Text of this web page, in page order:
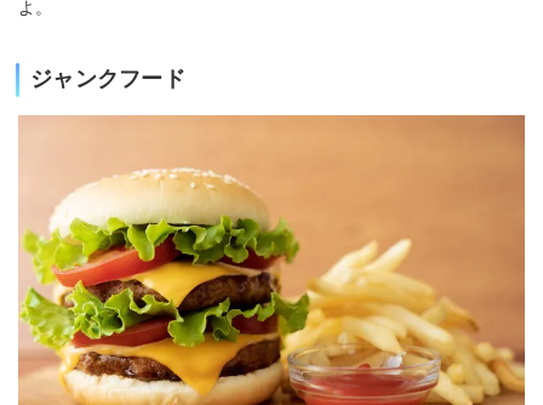
よ。
ジャンクフード